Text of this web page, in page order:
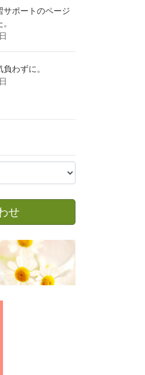
サポートのページ
わずに。
せ